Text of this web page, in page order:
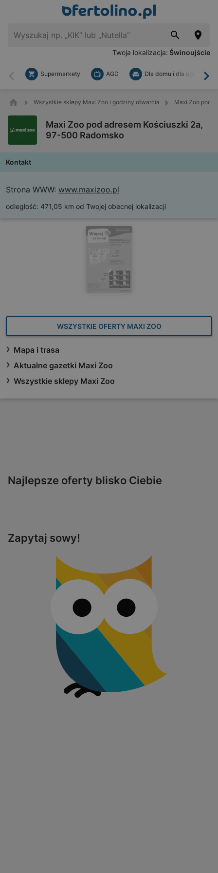
Twoja lokalizacja: Świnoujście
Wstecz
Supermarkety AGD Dla domu i dla ogrodu
Wszystkie sklepy Maxi Zoo i godziny otwarcia Maxi Zoo pod
Maxi Zoo pod adresem Kościuszki 2a,
97-500 Radomsko
Kontakt
Strona WWW: www.maxizoo.pl
odległość: 471,05 km od Twojej obecnej lokalizacji
WSZYSTKIE OFERTY MAXI ZOO
Mapa i trasa
Aktualne gazetki Maxi Zoo
Wszystkie sklepy Maxi Zoo
Najlepsze oferty blisko Ciebie
Zapytaj sowy!